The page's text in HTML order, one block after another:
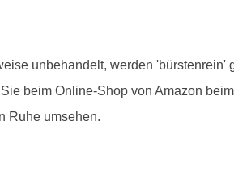
unbehandelt, werden 'bürstenrein'
beim Online-Shop von Amazon
Ruhe umsehen.